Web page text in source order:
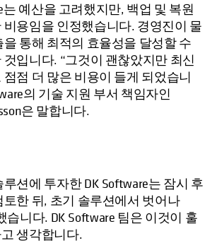
는 예산을 고려했지만, 백업 및 복원
용임을 인정했습니다. 경영진이 물
통해 최적의 효율성을 달성할 수
입니다. “그것이 괜찮았지만 최신
점 더 많은 비용이 들게 되었습니
의 기술 지원 부서 책임자인
은 말합니다.
션에 투자한 DK Software는 잠시 후
한 뒤, 초기 솔루션에서 벗어나
습니다. DK Software 팀은 이것이 훌
생각합니다.